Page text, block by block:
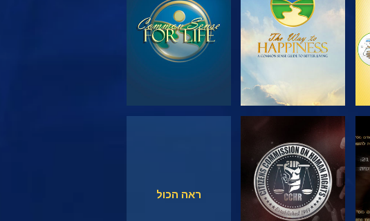
צפה
ראה הכול